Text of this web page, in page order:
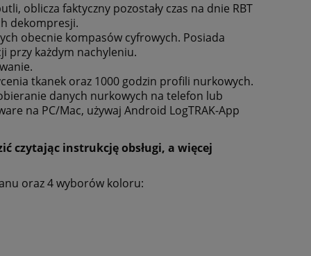
oblicza faktyczny pozostały czas na dnie RBT
dekompresji.
obecnie kompasów cyfrowych. Posiada
przy każdym nachyleniu.
tkanek oraz 1000 godzin profili nurkowych.
danych nurkowych na telefon lub
na PC/Mac, używaj Android LogTRAK-App
czytając instrukcję obsługi, a więcej
oraz 4 wyborów koloru: